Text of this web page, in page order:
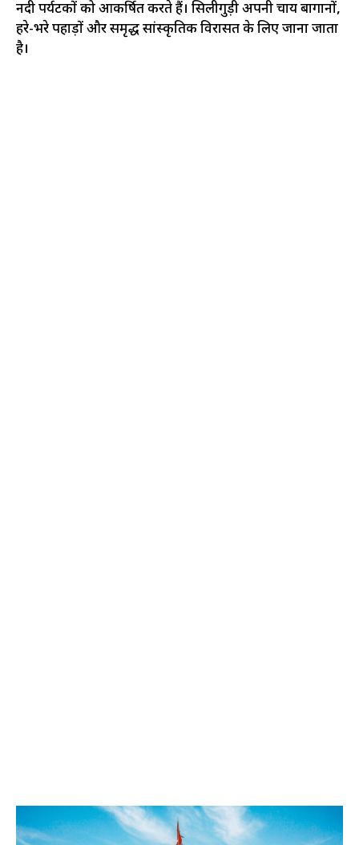
नदी पर्यटकों को आकर्षित करते हैं। सिलीगुड़ी अपनी चाय बागानों,
हरे-भरे पहाड़ों और समृद्ध सांस्कृतिक विरासत के लिए जाना जाता
है।